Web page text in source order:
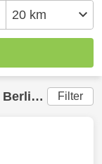
Berlin (20 km)
Filter